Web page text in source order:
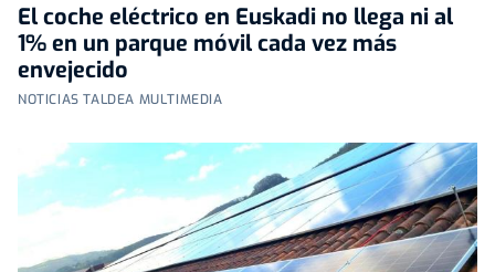
El coche eléctrico en Euskadi no llega ni al
1% en un parque móvil cada vez más
envejecido
NOTICIAS TALDEA MULTIMEDIA